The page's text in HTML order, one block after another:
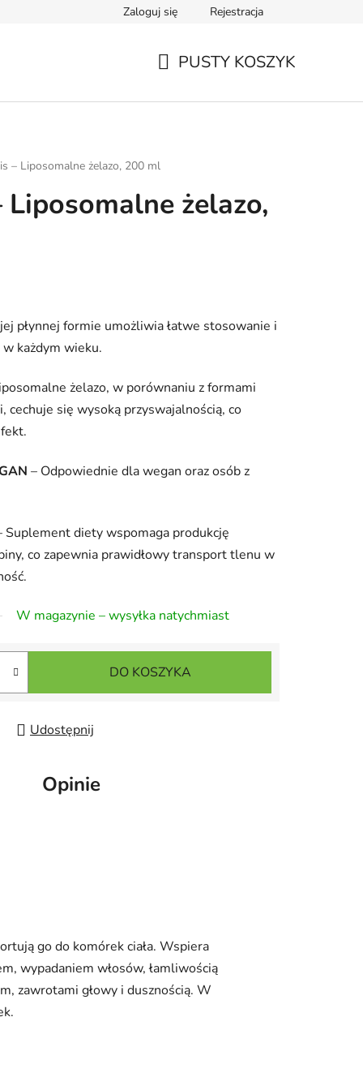
Zaloguj się Rejestracja
PUSTY KOSZYK
– Liposomalne żelazo, 200 ml
żelazo,
płynnej formie umożliwia łatwe stosowanie i
każdym wieku.
żelazo, w porównaniu z formami
cechuje się wysoką przyswajalnością, co
– Odpowiednie dla wegan oraz osób z
Suplement diety wspomaga produkcję
co zapewnia prawidłowy transport tlenu w
W magazynie – wysyłka natychmiast
DO KOSZYKA
Udostępnij
Opinie
go do komórek ciała. Wspiera
wypadaniem włosów, łamliwością
zawrotami głowy i dusznością. W